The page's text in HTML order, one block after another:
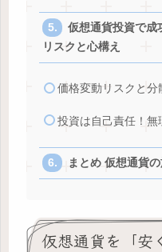
仮想通貨投資で成
リスクと心構え
価格変動リスクと分
投資は自己責任！無
まとめ 仮想通貨
仮想通貨を「安